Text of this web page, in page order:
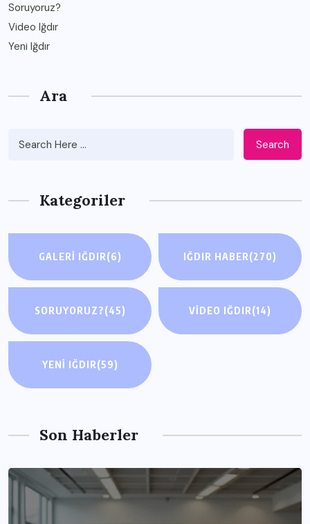
Soruyoruz?
Video Iğdır
Yeni Iğdır
Ara
Search
Kategoriler
GALERI IĞDIR(6) IĞDIR HABER(270)
SORUYORUZ?(45) VIDEO IĞDIR(14)
YENI IĞDIR(59)
Son Haberler